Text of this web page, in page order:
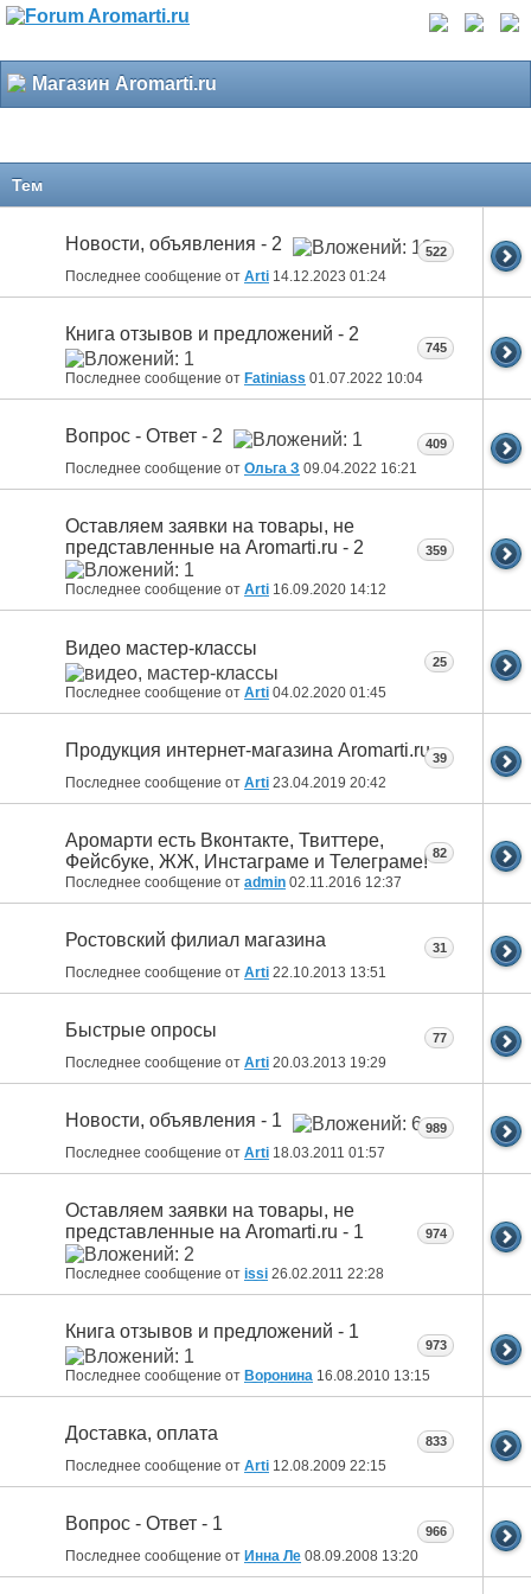
Магазин Aromarti.ru
Тем
Новости, объявления - 2
Последнее сообщение от Arti 14.12.2023 01:24
522
Книга отзывов и предложений - 2
Последнее сообщение от Fatiniass 01.07.2022 10:04
745
Вопрос - Ответ - 2
Последнее сообщение от Ольга З 09.04.2022 16:21
409
Оставляем заявки на товары, не
представленные на Aromarti.ru - 2
Последнее сообщение от Arti 16.09.2020 14:12
359
Видео мастер-классы
Последнее сообщение от Arti 04.02.2020 01:45
25
Продукция интернет-магазина Aromarti.ru
Последнее сообщение от Arti 23.04.2019 20:42
39
Аромарти есть Вконтакте, Твиттере,
Фейсбуке, ЖЖ, Инстаграме и Телеграме!
Последнее сообщение от admin 02.11.2016 12:37
82
Ростовский филиал магазина
Последнее сообщение от Arti 22.10.2013 13:51
31
Быстрые опросы
Последнее сообщение от Arti 20.03.2013 19:29
77
Новости, объявления - 1
Последнее сообщение от Arti 18.03.2011 01:57
989
Оставляем заявки на товары, не
представленные на Aromarti.ru - 1
Последнее сообщение от issi 26.02.2011 22:28
974
Книга отзывов и предложений - 1
Последнее сообщение от Воронина 16.08.2010 13:15
973
Доставка, оплата
Последнее сообщение от Arti 12.08.2009 22:15
833
Вопрос - Ответ - 1
Последнее сообщение от Инна Ле 08.09.2008 13:20
966